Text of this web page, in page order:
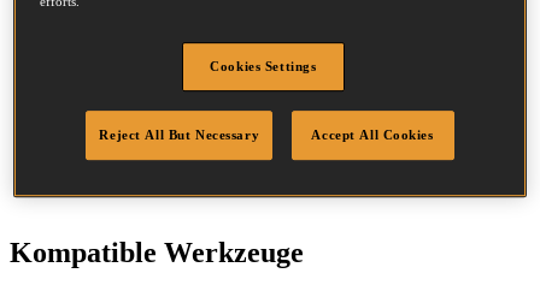
4.5 mm
Ring
Kompatible Werkzeuge
Cookies Settings
Reject All But Necessary Accept All Cookies